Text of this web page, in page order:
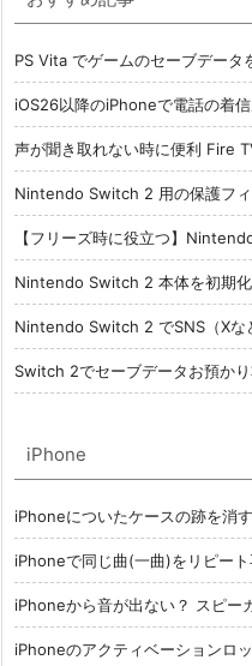
PS Vita でゲームのセーブデータ
iOS26以降のiPhoneで電話の着
声が聞き取れない時に便利 Fire
Nintendo Switch 2 用の保護フ
【フリーズ時に役立つ】
Nintendo Switch 2 本体を初期
Nintendo Switch 2 でSNS（Xな
Switch 2でセーブデータお預か
iPhone
iPhoneについたケースの跡を消
iPhoneで同じ曲(一曲)をリピー
iPhoneから音が出ない？ スピー
iPhoneのアクティベーションロ